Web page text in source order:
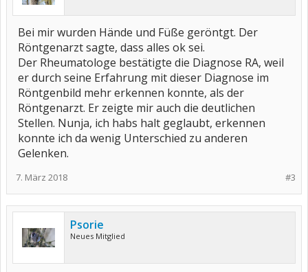
Bei mir wurden Hände und Füße geröntgt. Der
Röntgenarzt sagte, dass alles ok sei.
Der Rheumatologe bestätigte die Diagnose RA, weil
er durch seine Erfahrung mit dieser Diagnose im
Röntgenbild mehr erkennen konnte, als der
Röntgenarzt. Er zeigte mir auch die deutlichen
Stellen. Nunja, ich habs halt geglaubt, erkennen
konnte ich da wenig Unterschied zu anderen
Gelenken.
#3
7. März 2018
Psorie
Neues Mitglied